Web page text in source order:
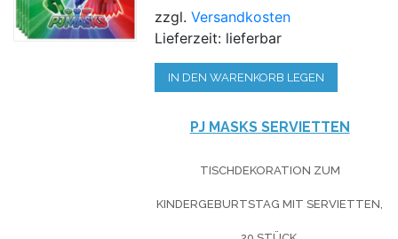
zzgl.Versandkosten
Lieferzeit: lieferbar
IN DEN WARENKORB LEGEN
PJ MASKS SERVIETTEN
TISCHDEKORATION ZUM
KINDERGEBURTSTAG MIT SERVIETTEN,